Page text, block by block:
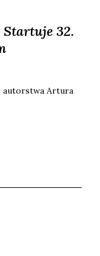
Startuje 32.
autor­stwa Artu­ra